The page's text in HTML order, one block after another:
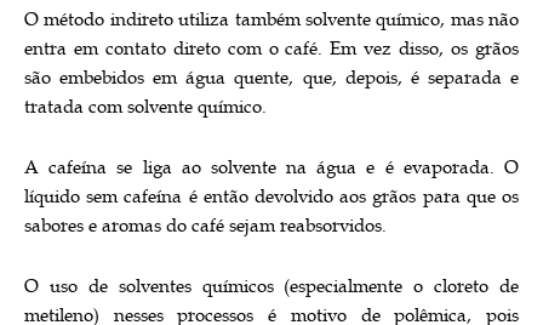
O método indireto utiliza também solvente químico, mas não
entra em contato direto com o café. Em vez disso, os grãos
são embebidos em água quente, que, depois, é separada e
tratada com solvente químico.
A cafeína se liga ao solvente na água e é evaporada. O
líquido sem cafeína é então devolvido aos grãos para que os
sabores e aromas do café sejam reabsorvidos.
O uso de solventes químicos (especialmente o cloreto de
metileno) ​​nesses processos é motivo de polêmica, pois